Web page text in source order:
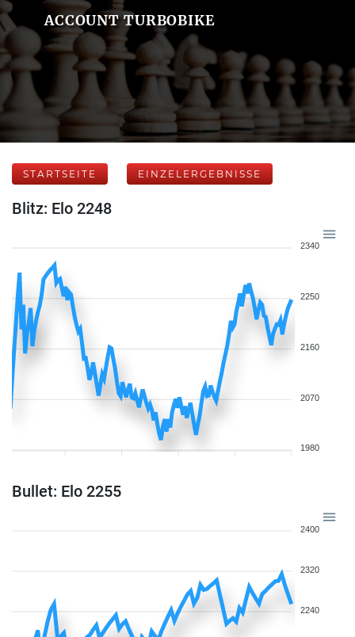
ACCOUNT TURBOBIKE
STARTSEITE EINZELERGEBNISSE
Blitz: Elo 2248
2340
2250
2160
2070
1980
Bullet: Elo 2255
2400
2320
2240